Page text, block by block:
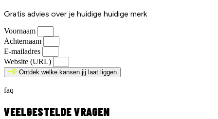
Gratis advies over je huidige huidige merk
Voornaam
Achternaam
E-mailadres
Website (URL)
Ontdek welke kansen jij laat liggen
faq
VEELGESTELDE VRAGEN